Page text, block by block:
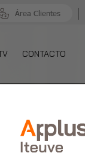
Área Clientes
CONTACTO